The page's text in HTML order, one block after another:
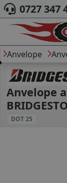
0727 347
Anvelope
Anvelope
DOT 25